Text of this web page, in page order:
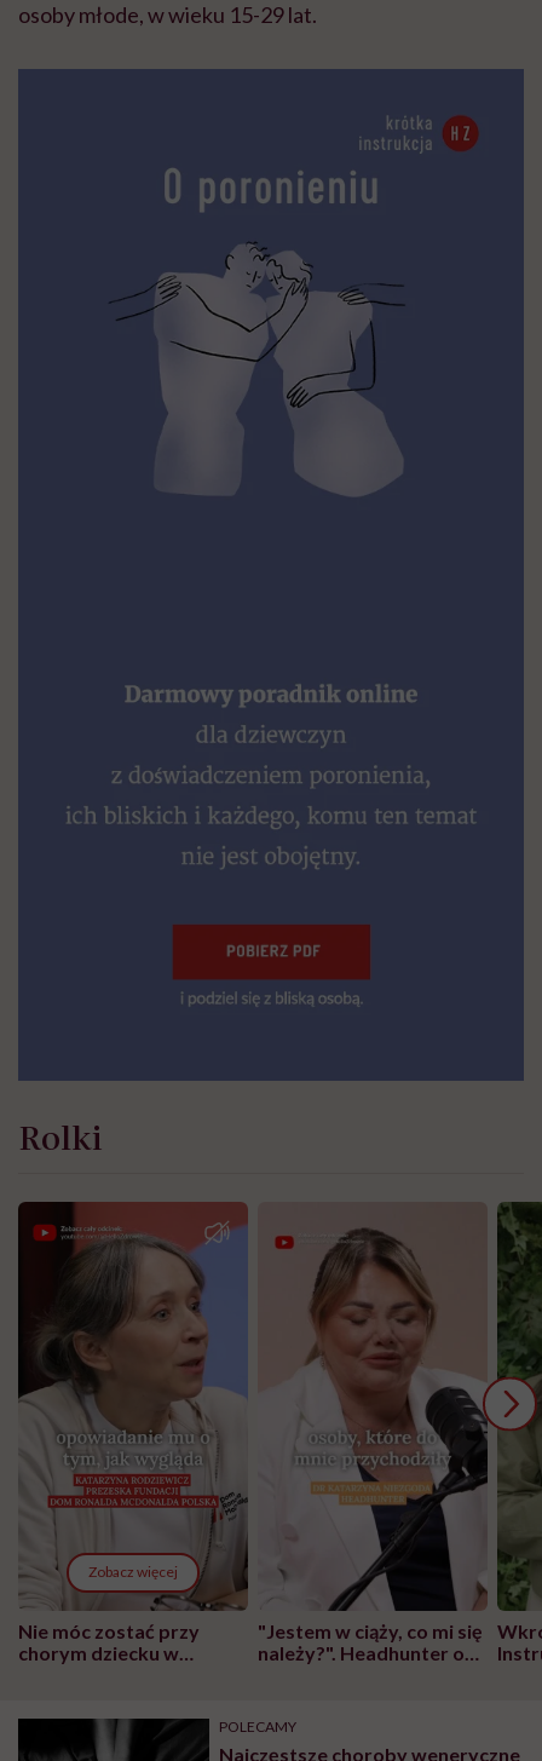
osoby młode, w wieku 15-29 lat.
Rolki
Zobacz więcej
Nie móc zostać przy
chorym dziecku w
może chyba tylko
głupota i brak
"Jestem w ciąży, co mi się
należy?". Headhunter o
pracy
POLECAMY
Najczęstsze choroby weneryczne